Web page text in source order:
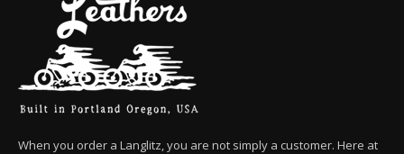
When you order a Langlitz, you are not simply a customer. Here at